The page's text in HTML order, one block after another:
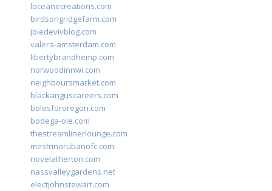
loceanecreations.com
birdsongridgefarm.com
joiedevivblog.com
valera-amsterdam.com
libertybrandhemp.com
norwoodinnwi.com
neighboursmarket.com
blackanguscareers.com
bolesfororegon.com
bodega-ole.com
thestreamlinerlounge.com
mestrinorubanofc.com
novelatherton.com
nassvalleygardens.net
electjohnstewart.com